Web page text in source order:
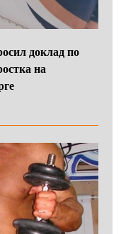
доклад по
на